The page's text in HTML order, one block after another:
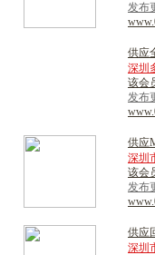
发布
供应
深圳
该会
发布
供应
深圳
该会
发布
供应
深圳